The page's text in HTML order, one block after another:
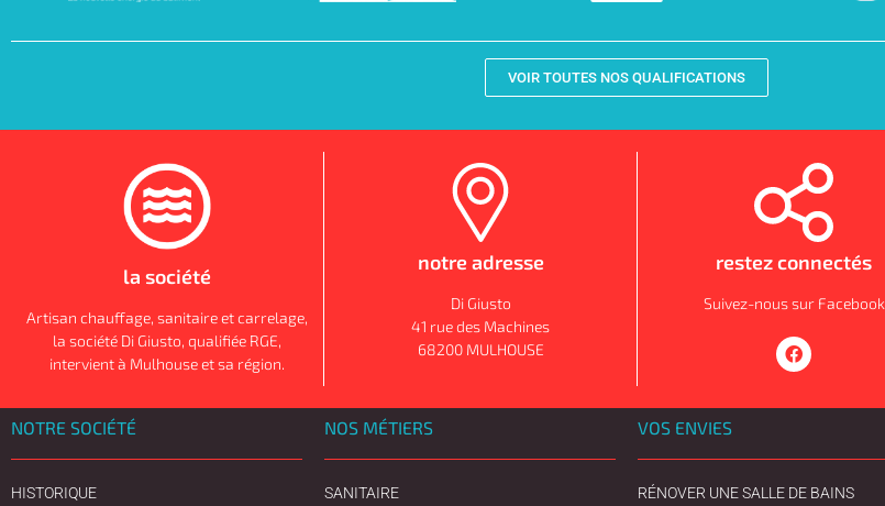
VOIR TOUTES NOS QUALIFICATIONS
la société
Artisan chauffage, sanitaire et carrelage,
la société Di Giusto, qualifiée RGE,
intervient à Mulhouse et sa région.
notre adresse
Di Giusto
41 rue des Machines
68200 MULHOUSE
restez connectés
Suivez-nous sur Facebook
NOTRE SOCIÉTÉ
HISTORIQUE
NOS MÉTIERS
SANITAIRE
VOS ENVIES
RÉNOVER UNE SALLE DE BAINS